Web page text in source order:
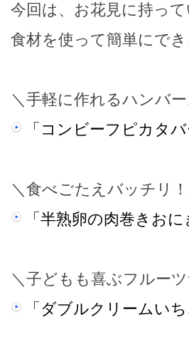
今回は、お花見に持っ
食材を使って簡単にで
＼手軽に作れるハンバ
「コンビーフピカタバ
＼食べごたえバッチリ
「半熟卵の肉巻きおに
＼子どもも喜ぶフルー
「ダブルクリームいち